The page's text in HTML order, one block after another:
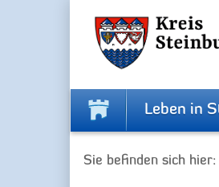
Leben in
Sie befinden sich hier: